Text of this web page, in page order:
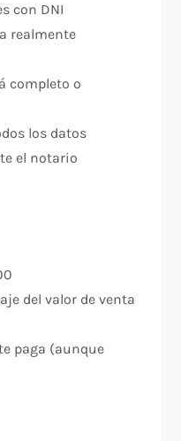
con DNI
realmente
completo o
los datos
el notario
del valor de venta
paga (aunque